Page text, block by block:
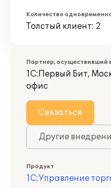
Количество
Толстый клиент: 2
Партнер, осуществивший
1С:Первый Бит,
офис
Связаться
Другие
Продукт
1С:Управление